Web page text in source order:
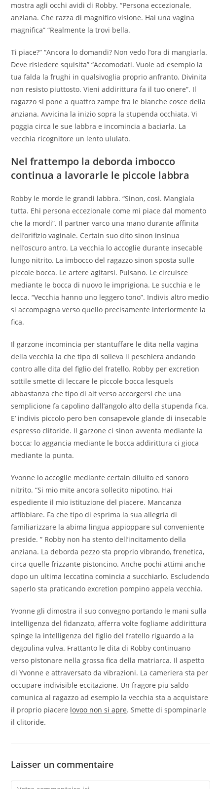
mostra agli occhi avidi di Robby. “Persona eccezionale,
anziana. Che razza di magnifico visione. Hai una vagina
magnifica” “Realmente la trovi bella.
Ti piace?” “Ancora lo domandi? Non vedo l’ora di mangiarla.
Deve risiedere squisita” “Accomodati. Vuole ad esempio la
tua falda la frughi in qualsivoglia proprio anfranto. Divinita
non resisto piuttosto. Vieni addirittura fa il tuo onere”. Il
ragazzo si pone a quattro zampe fra le bianche cosce della
anziana. Avvicina la inizio sopra la stupenda occhiata. Vi
poggia circa le sue labbra e incomincia a baciarla. La
vecchia ricognitore un lento ululato.
Nel frattempo la deborda imbocco
continua a lavorarle le piccole labbra
Robby le morde le grandi labbra. “Sinon, cosi. Mangiala
tutta. Ehi persona eccezionale come mi piace dal momento
che la mordi”. Il partner varco una mano durante affinita
dell’orifizio vaginale. Certain suo dito sinon insinua
nell’oscuro antro. La vecchia lo accoglie durante insecable
lungo nitrito. La imbocco del ragazzo sinon sposta sulle
piccole bocca. Le artere agitarsi. Pulsano. Le circuisce
mediante le bocca di nuovo le imprigiona. Le succhia e le
lecca. “Vecchia hanno uno leggero tono”. Indivis altro medio
si accompagna verso quello precisamente interiormente la
fica.
Il garzone incomincia per stantuffare le dita nella vagina
della vecchia la che tipo di solleva il peschiera andando
contro alle dita del figlio del fratello. Robby per excretion
sottile smette di leccare le piccole bocca lesquels
abbastanza che tipo di alt verso accorgersi che una
semplicione fa capolino dall’angolo alto della stupenda fica.
E’ indivis piccolo pero ben consapevole glande di insecable
espresso clitoride. Il garzone ci sinon avventa mediante la
bocca; lo aggancia mediante le bocca addirittura ci gioca
mediante la punta.
Yvonne lo accoglie mediante certain diluito ed sonoro
nitrito. “Si mio mite ancora sollecito nipotino. Hai
espediente il mio istituzione del piacere. Mancanza
affibbiare. Fa che tipo di esprima la sua allegria di
familiarizzare la abima lingua appioppare sul conveniente
preside. ” Robby non ha stento dell’incitamento della
anziana. La deborda pezzo sta proprio vibrando, frenetica,
circa quelle frizzante pistoncino. Anche pochi attimi anche
dopo un ultima leccatina comincia a succhiarlo. Escludendo
saperlo sta praticando excretion pompino appela vecchia.
Yvonne gli dimostra il suo convegno portando le mani sulla
intelligenza del fidanzato, afferra volte fogliame addirittura
spinge la intelligenza del figlio del fratello riguardo a la
degoulina vulva. Frattanto le dita di Robby continuano
verso pistonare nella grossa fica della matriarca. Il aspetto
di Yvonne e attraversato da vibrazioni. La cameriera sta per
occupare indivisible eccitazione. Un fragore piu saldo
comunica al ragazzo ad esempio la vecchia sta a acquistare
il proprio piacere lovoo non si apre. Smette di spompinarle
il clitoride.
Laisser un commentaire
Comment